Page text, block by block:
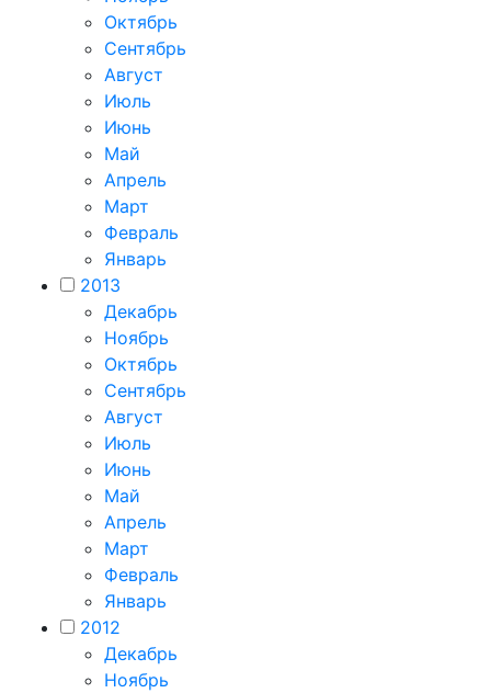
Октябрь
Сентябрь
Август
Июль
Июнь
Май
Апрель
Март
Февраль
Январь
2013
Декабрь
Ноябрь
Октябрь
Сентябрь
Август
Июль
Июнь
Май
Апрель
Март
Февраль
Январь
2012
Декабрь
Ноябрь